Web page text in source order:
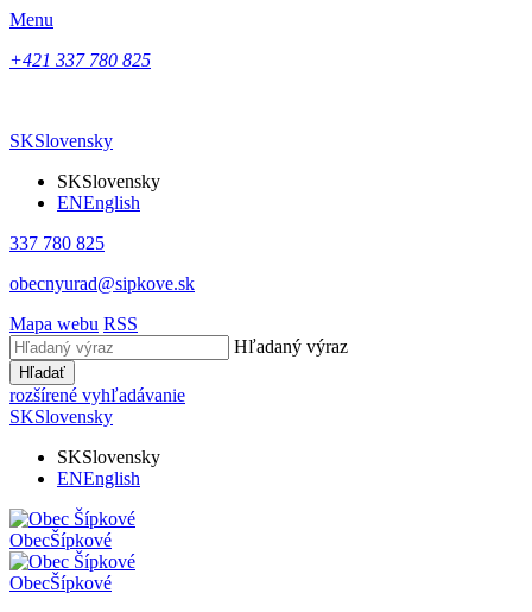
Menu
+421 337 780 825
SKSlovensky
SKSlovensky
ENEnglish
337 780 825
obecnyurad@sipkove.sk
Mapa webu RSS
Hľadaný výraz
Hľadať
rozšírené vyhľadávanie
SKSlovensky
SKSlovensky
ENEnglish
ObecŠípkové
ObecŠípkové